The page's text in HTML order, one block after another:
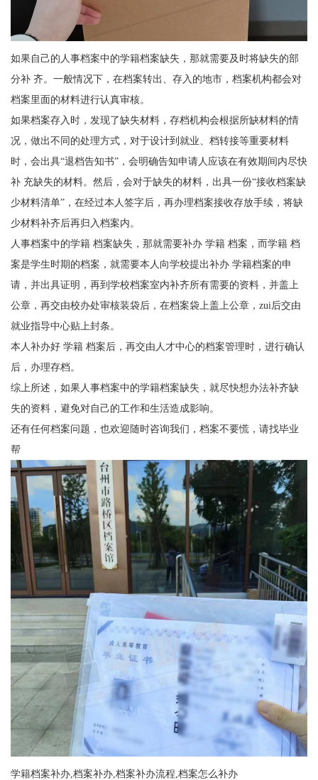
如果自己的人事档案中的学籍档案缺失，那就需要及时将缺失的部
分补 齐。一般情况下，在档案转出、存入的地市，档案机构都会对
档案里面的材料进行认真审核。
如果档案存入时，发现了缺失材料，存档机构会根据所缺材料的情
况，做出不同的处理方式，对于设计到就业、档转接等重要材料
时，会出具“退档告知书”，会明确告知申请人应该在有效期间内尽快
补 充缺失的材料。然后，会对于缺失的材料，出具一份“接收档案缺
少材料清单”，在经过本人签字后，再办理档案接收存放手续，将缺
少材料补齐后再归入档案内。
人事档案中的学籍 档案缺失，那就需要补办 学籍 档案，而学籍 档
案是学生时期的档案，就需要本人向学校提出补办 学籍档案的申
请，并出具证明，再到学校档案室内补齐所有需要的资料，并盖上
公章，再交由校办处审核装袋后，在档案袋上盖上公章， zui后交由
就业指导中心贴上封条。
本人补办好 学籍 档案后，再交由人才中心的档案管理时，进行确认
后，办理存档。
综上所述，如果人事档案中的学籍档案缺失，就尽快想办法补齐缺
失的资料，避免对自己的工作和生活造成影响。
还有任何档案问题，也欢迎随时咨询我们，档案不要慌，请找毕业
帮
学籍档案补办,档案补办,档案补办流程,档案怎么补办